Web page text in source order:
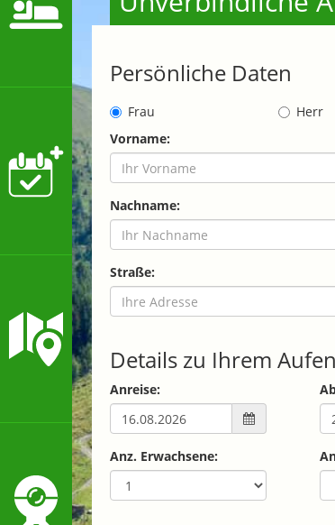
Persönliche Daten
Frau
Herr
Vorname:
Nachname:
Straße:
Details zu Ihrem
Anreise:
Anz. Erwachsene: